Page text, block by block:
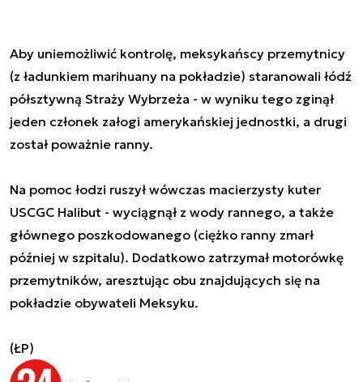
Aby uniemożliwić kontrolę, meksykańscy przemytnicy
(z ładunkiem marihuany na pokładzie) staranowali łódź
półsztywną Straży Wybrzeża - w wyniku tego zginął
jeden członek załogi amerykańskiej jednostki, a drugi
został poważnie ranny.
Na pomoc łodzi ruszył wówczas macierzysty kuter
USCGC Halibut - wyciągnął z wody rannego, a także
głównego poszkodowanego (ciężko ranny zmarł
później w szpitalu). Dodatkowo zatrzymał motorówkę
przemytników, aresztując obu znajdujących się na
pokładzie obywateli Meksyku.
(ŁP)